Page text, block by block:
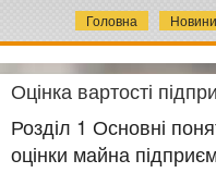
Головна Новини
Оцінка вартості
Розділ 1 Основні
оцінки майна